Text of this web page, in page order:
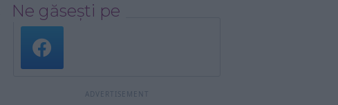
Ne găsești pe